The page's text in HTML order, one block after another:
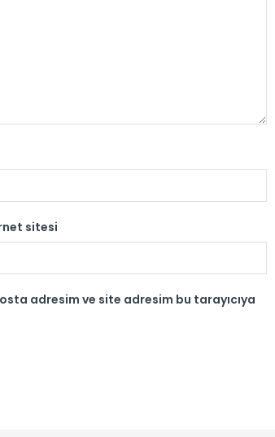
sitesi
adresim ve site adresim bu tarayıcıya